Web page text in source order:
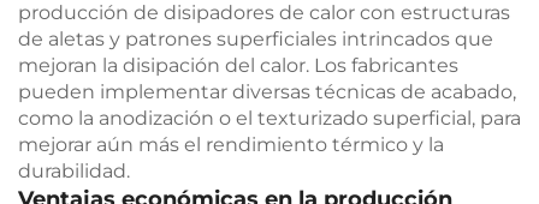
producción de disipadores de calor con estructuras
de aletas y patrones superficiales intrincados que
mejoran la disipación del calor. Los fabricantes
pueden implementar diversas técnicas de acabado,
como la anodización o el texturizado superficial, para
mejorar aún más el rendimiento térmico y la
durabilidad.